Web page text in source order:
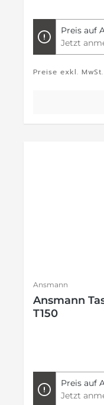
Preis auf
Jetzt
Preise exkl.
Ansmann
Ansmann
T150
Preis auf
Jetzt